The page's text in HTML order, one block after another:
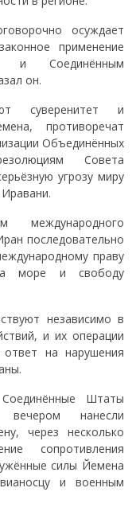
осуждает
применение
и Соединённым
он.
суверенитет и
противоречат
Объединённых
Совета
угрозу миру
международного
последовательно
праву
море и свободу
независимо в
и их операции
на нарушения
Штаты
нанесли
через несколько
сопротивления
силы Йемена
и военным